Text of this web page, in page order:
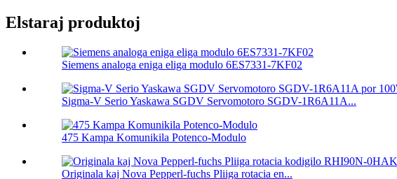
Elstaraj produktoj
Siemens analoga eniga eliga modulo 6ES7331-7KF02
Sigma-V Serio Yaskawa SGDV Servomotoro SGDV-1R6A11A...
475 Kampa Komunikila Potenco-Modulo
Originala kaj Nova Pepperl-fuchs Pliiga rotacia en...